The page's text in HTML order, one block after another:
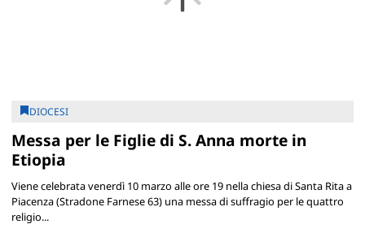
DIOCESI
Messa per le Figlie di S. Anna morte in
Etiopia
Viene celebrata venerdì 10 marzo alle ore 19 nella chiesa di Santa Rita a
Piacenza (Stradone Farnese 63) una messa di suffragio per le quattro
religio...